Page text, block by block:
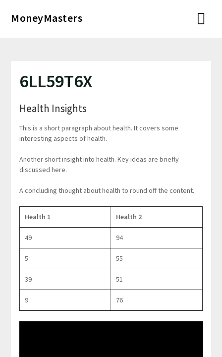
MoneyMasters
6LL59T6X
Health Insights
This is a short paragraph about health. It covers some
interesting aspects of health.
Another short insight into health. Key ideas are briefly
discussed here.
A concluding thought about health to round off the content.
Health 1 Health 2
49 94
5 55
39 51
9 76